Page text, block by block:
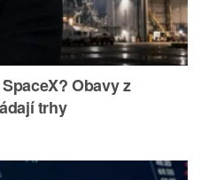
Obavy z
trhy